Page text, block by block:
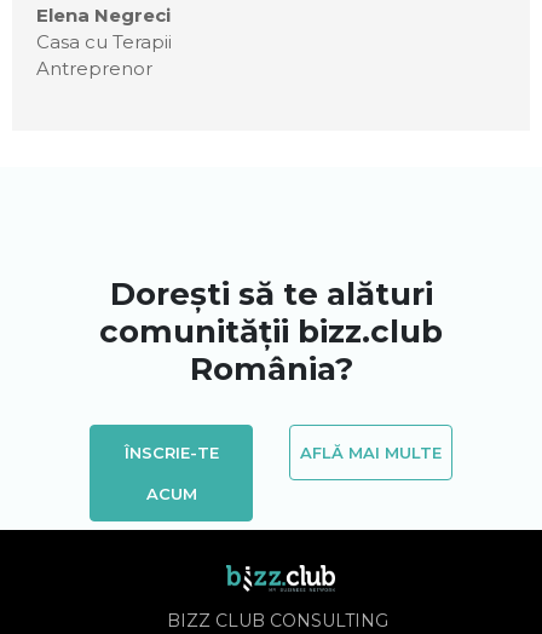
Elena Negreci
Casa cu Terapii
Antreprenor
Dorești să te alături
comunității bizz.club
România?
ÎNSCRIE-TE
ACUM
AFLĂ MAI MULTE
BIZZ CLUB CONSULTING